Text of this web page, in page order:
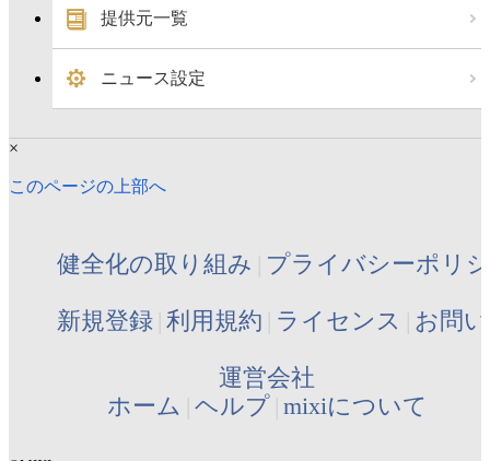
提供元一覧
ニュース設定
×
このページの上部へ
健全化の取り組み プライバシーポリ
新規登録 利用規約 ライセンス お問
運営会社
ホーム ヘルプ mixiについて